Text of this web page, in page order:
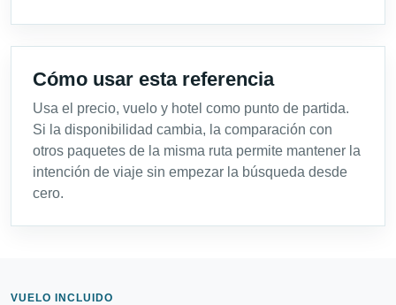
Cómo usar esta referencia
Usa el precio, vuelo y hotel como punto de partida.
Si la disponibilidad cambia, la comparación con
otros paquetes de la misma ruta permite mantener la
intención de viaje sin empezar la búsqueda desde
cero.
VUELO INCLUIDO